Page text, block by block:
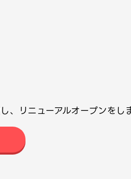
リニューアルオープンをし